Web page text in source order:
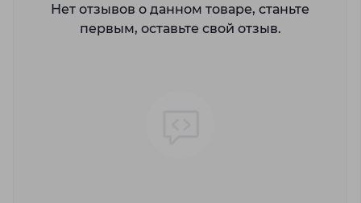
Нет отзывов о данном товаре, станьте
первым, оставьте свой отзыв.